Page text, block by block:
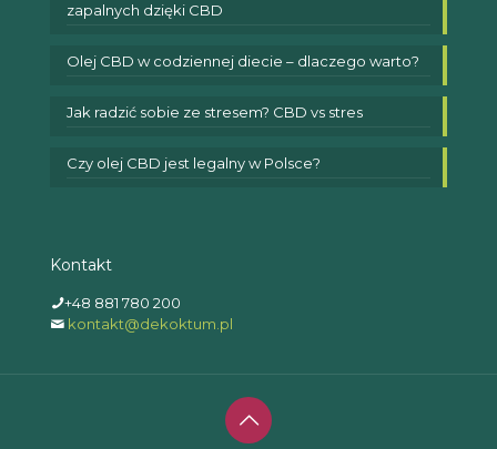
zapalnych dzięki CBD
Olej CBD w codziennej diecie – dlaczego warto?
Jak radzić sobie ze stresem? CBD vs stres
Czy olej CBD jest legalny w Polsce?
Kontakt
+48 881 780 200
kontakt@dekoktum.pl